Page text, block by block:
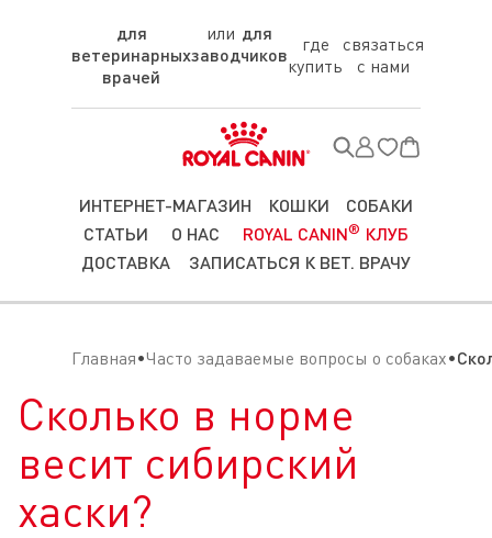
для
ветеринарных
врачей
для
заводчиков
где
купить
связаться
с нами
ИНТЕРНЕТ-МАГАЗИН КОШКИ
СОБАКИ
СТАТЬИ
О НАС ROYAL CANIN® КЛУБ
ДОСТАВКА
ЗАПИСАТЬСЯ К ВЕТ. ВРАЧУ
Главная Часто задаваемые вопросы о собаках
Сколько в норме
весит сибирский
хаски?